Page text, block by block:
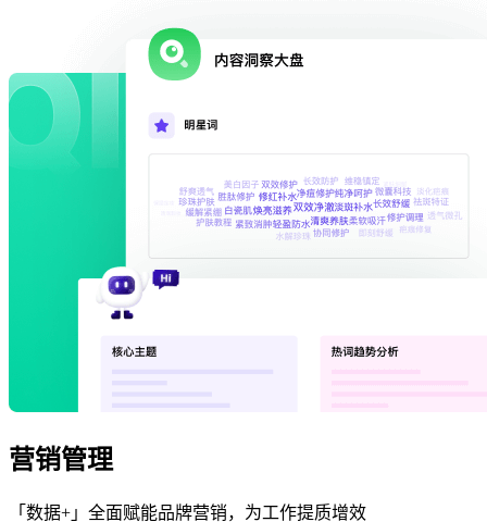
营销管理
「数据+」全面赋能品牌营销，为工作提质增效